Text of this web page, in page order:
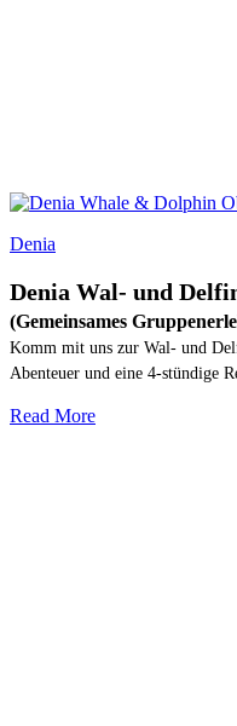
Denia
Denia Wal- und
(Gemeinsames
Komm mit uns zur Wal- und
Abenteuer und eine 4-stündige
Read More